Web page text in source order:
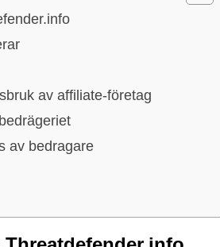
av affiliate-företag
av bedragare